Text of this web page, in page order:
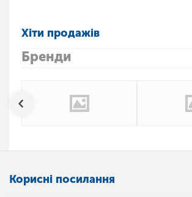
Хіти продажів
Бренди
Корисні посилання